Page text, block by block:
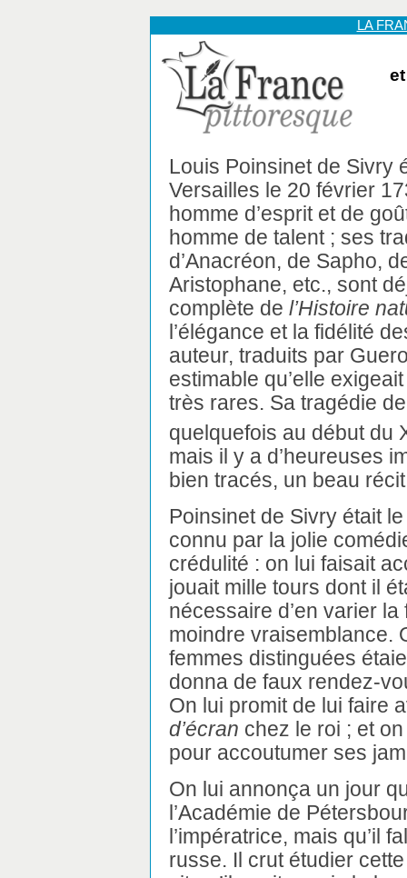
LA
Louis Poinsinet de Sivry
Versailles le 20 février
homme d’esprit et de
homme de talent ; ses
d’Anacréon, de Sapho,
Aristophane, etc., sont
complète de l’Histoire
l’élégance et la fidélité
auteur, traduits par
estimable qu’elle
très rares. Sa tragédie
quelquefois au début du
mais il y a d’heureuses
bien tracés, un beau
Poinsinet de Sivry était
connu par la jolie
crédulité : on lui faisait
jouait mille tours dont il
nécessaire d’en varier
moindre vraisemblance.
femmes distinguées
donna de faux rendez-
On lui promit de lui faire
d’écran chez le roi ; et
pour accoutumer ses
On lui annonça un jour
l’Académie de
l’impératrice, mais qu’il
russe. Il crut étudier